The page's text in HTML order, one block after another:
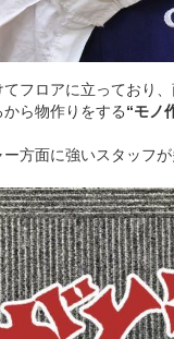
フロアに立っており
ら物作りをする“モノ
方面に強いスタッフ